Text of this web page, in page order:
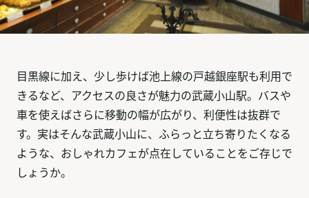
目黒線に加え、少し歩けば池上線の戸越銀座駅も利用で
きるなど、アクセスの良さが魅力の武蔵小山駅。バスや
車を使えばさらに移動の幅が広がり、利便性は抜群で
す。実はそんな武蔵小山に、ふらっと立ち寄りたくなる
ような、おしゃれカフェが点在していることをご存じで
しょうか。